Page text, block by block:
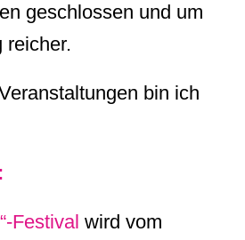
geschlossen und um
reicher.
bin ich
Festival wird vom